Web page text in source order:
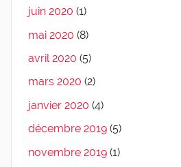
juin 2020 (1)
mai 2020 (8)
avril 2020 (5)
mars 2020 (2)
janvier 2020 (4)
décembre 2019 (5)
novembre 2019 (1)